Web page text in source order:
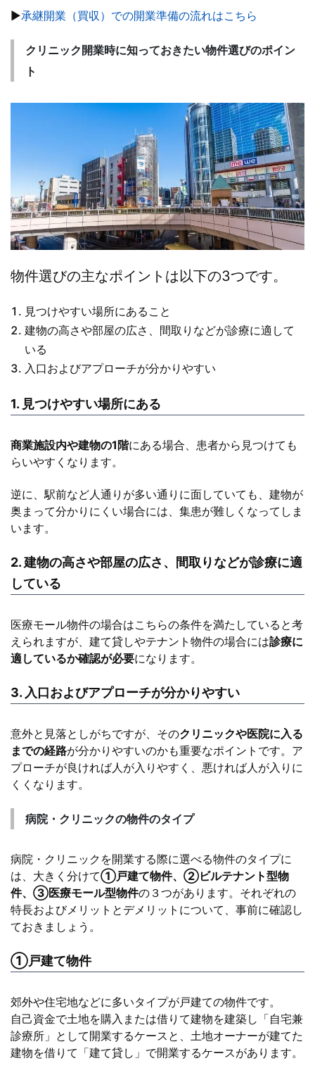
▶承継開業（買収）での開業準備の流れはこちら
クリニック開業時に知っておきたい物件選びのポイン
ト
物件選びの主なポイントは以下の3つです。
見つけやすい場所にあること
建物の高さや部屋の広さ、間取りなどが診療に適して
いる
入口およびアプローチが分かりやすい
1. 見つけやすい場所にある
商業施設内や建物の1階にある場合、患者から見つけても
らいやすくなります。
逆に、駅前など人通りが多い通りに面していても、建物が
奥まって分かりにくい場合には、集患が難しくなってしま
います。
2. 建物の高さや部屋の広さ、間取りなどが診療に適
している
医療モール物件の場合はこちらの条件を満たしていると考
えられますが、建て貸しやテナント物件の場合には診療に
適しているか確認が必要になります。
3. 入口およびアプローチが分かりやすい
意外と見落としがちですが、そのクリニックや医院に入る
までの経路が分かりやすいのかも重要なポイントです。ア
プローチが良ければ人が入りやすく、悪ければ人が入りに
くくなります。
病院・クリニックの物件のタイプ
病院・クリニックを開業する際に選べる物件のタイプに
は、大きく分けて①戸建て物件、②ビルテナント型物
件、③医療モール型物件の３つがあります。それぞれの
特長およびメリットとデメリットについて、事前に確認し
ておきましょう。
①戸建て物件
郊外や住宅地などに多いタイプが戸建ての物件です。
自己資金で土地を購入または借りて建物を建築し「自宅兼
診療所」として開業するケースと、土地オーナーが建てた
建物を借りて「建て貸し」で開業するケースがあります。